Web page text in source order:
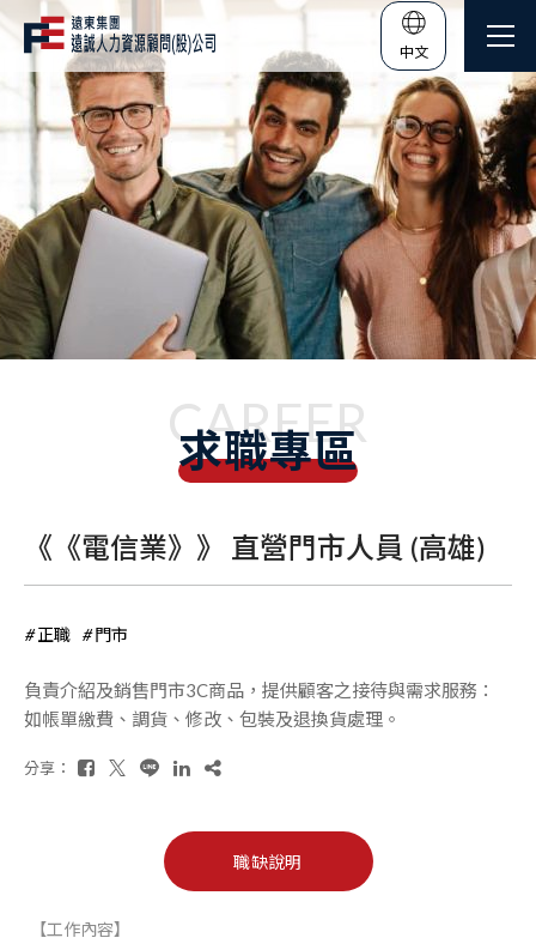
中文
CAREER
求職專區
《《電信業》》 直營門市人員 (高雄)
正職 門市
負責介紹及銷售門市3C商品，提供顧客之接待與需求服務：
如帳單繳費、調貨、修改、包裝及退換貨處理。
分享：
職缺說明
【工作內容】